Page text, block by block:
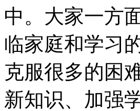
中。大家一方
临家庭和学习
克服很多的困
新知识、加强